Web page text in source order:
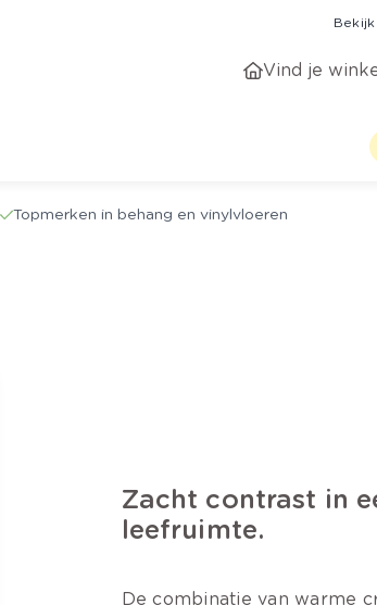
Vind je
Topmerken in behang en vinylvloeren
Zacht contrast in
leefruimte.
De combinatie van warme